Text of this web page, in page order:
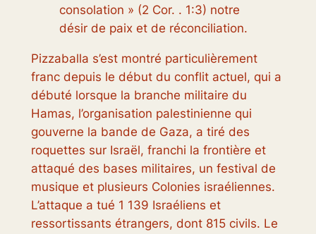
consolation » (2 Cor. . 1:3) notre
désir de paix et de réconciliation.
Pizzaballa s’est montré particulièrement
franc depuis le début du conflit actuel, qui a
débuté lorsque la branche militaire du
Hamas, l’organisation palestinienne qui
gouverne la bande de Gaza, a tiré des
roquettes sur Israël, franchi la frontière et
attaqué des bases militaires, un festival de
musique et plusieurs Colonies israéliennes.
L’attaque a tué 1 139 Israéliens et
ressortissants étrangers, dont 815 civils. Le